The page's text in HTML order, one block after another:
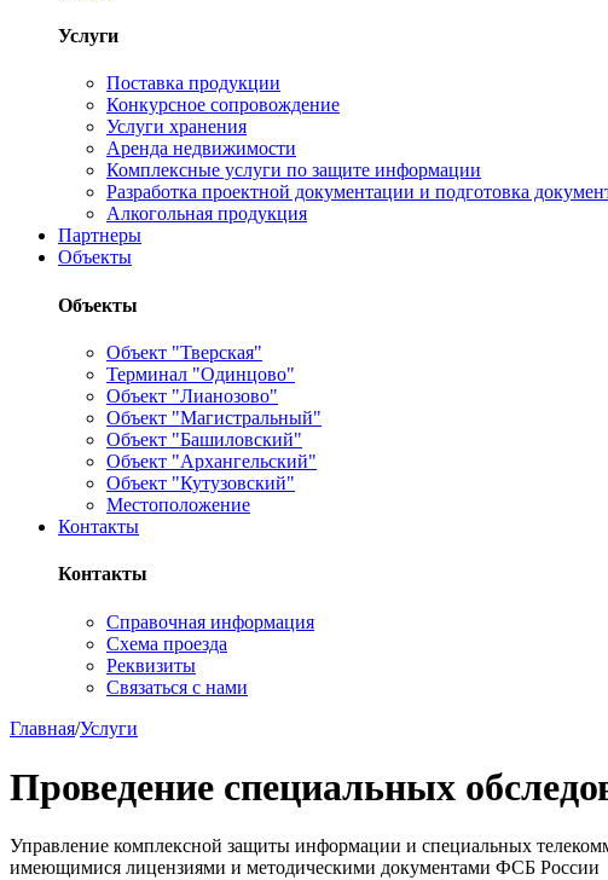
Услуги
Поставка продукции
Конкурсное сопровождение
Услуги хранения
Аренда недвижимости
Комплексные услуги по защите информации
Разработка проектной документации и подготовка
Алкогольная продукция
Партнеры
Объекты
Объекты
Объект "Тверская"
Терминал "Одинцово"
Объект "Лианозово"
Объект "Магистральный"
Объект "Башиловский"
Объект "Архангельский"
Объект "Кутузовский"
Местоположение
Контакты
Контакты
Справочная информация
Схема проезда
Реквизиты
Связаться с нами
Главная/Услуги
Проведение специальных
Управление комплексной защиты информации и специальных
имеющимися лицензиями и методическими документами ФСБ России